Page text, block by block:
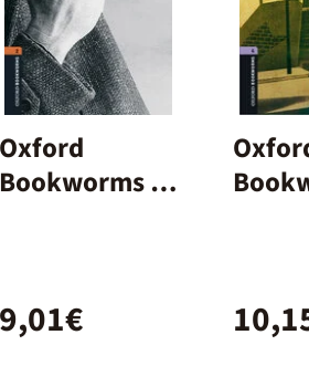
Oxford
Bookworms 2.
Pack
9,01€